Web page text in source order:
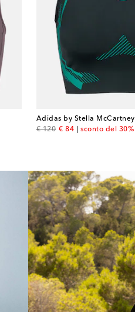
Adidas by Stella McCartney
€ 120
original price
€ 84
discount price
sconto del 30%